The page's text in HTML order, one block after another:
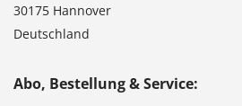
30175 Hannover
Deutschland
Abo, Bestellung & Service: